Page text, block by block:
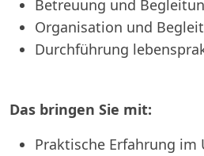
Betreuung und
Organisation und
Durchführung
Das bringen Sie mit:
Praktische Erfahrung